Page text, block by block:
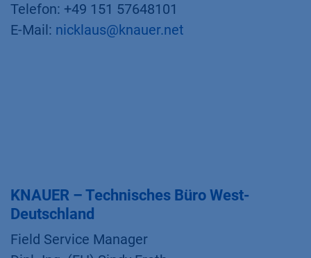
Telefon: +49 151 57648101
E-Mail: nicklaus@knauer.net
KNAUER – Technisches Büro West-
Deutschland
Field Service Manager